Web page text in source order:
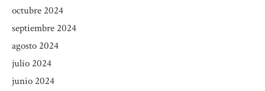
octubre 2024
septiembre 2024
agosto 2024
julio 2024
junio 2024